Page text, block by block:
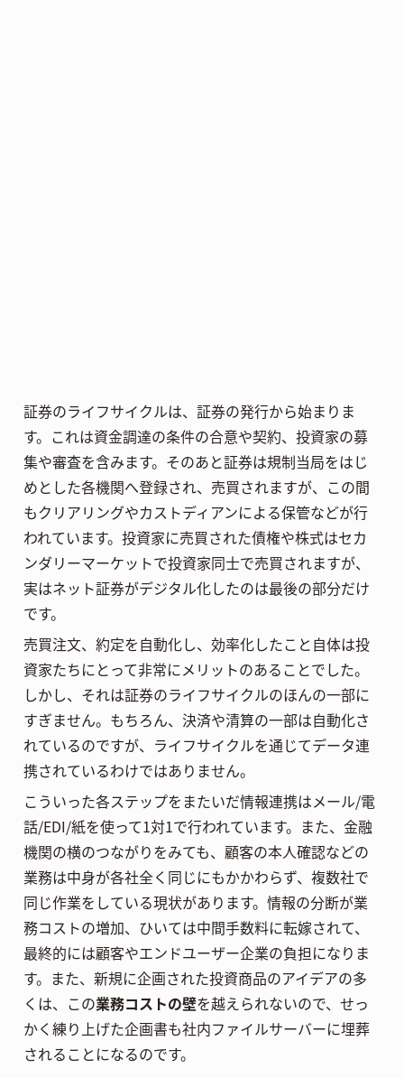
証券のライフサイクルは、証券の発行から始まりま
す。これは資金調達の条件の合意や契約、投資家の募
集や審査を含みます。そのあと証券は規制当局をはじ
めとした各機関へ登録され、売買されますが、この間
もクリアリングやカストディアンによる保管などが行
われています。投資家に売買された債権や株式はセカ
ンダリーマーケットで投資家同士で売買されますが、
実はネット証券がデジタル化したのは最後の部分だけ
です。
売買注文、約定を自動化し、効率化したこと自体は投
資家たちにとって非常にメリットのあることでした。
しかし、それは証券のライフサイクルのほんの一部に
すぎません。もちろん、決済や清算の一部は自動化さ
れているのですが、ライフサイクルを通じてデータ連
携されているわけではありません。
こういった各ステップをまたいだ情報連携はメール/電
話/EDI/紙を使って1対1で行われています。また、金融
機関の横のつながりをみても、顧客の本人確認などの
業務は中身が各社全く同じにもかかわらず、複数社で
同じ作業をしている現状があります。情報の分断が業
務コストの増加、ひいては中間手数料に転嫁されて、
最終的には顧客やエンドユーザー企業の負担になりま
す。また、新規に企画された投資商品のアイデアの多
くは、この業務コストの壁を越えられないので、せっ
かく練り上げた企画書も社内ファイルサーバーに埋葬
されることになるのです。